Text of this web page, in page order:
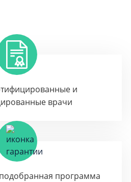
и
врачи
программа